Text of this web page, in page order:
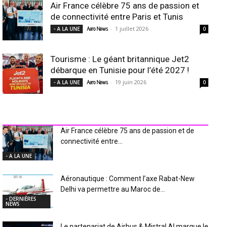
Air France célèbre 75 ans de passion et
de connectivité entre Paris et Tunis
- A LA UNE Aero News - 1 juillet 2026 0
Tourisme : Le géant britannique Jet2
débarque en Tunisie pour l’été 2027 !
- A LA UNE Aero News - 19 juin 2026 0
- A LA UNE
Air France célèbre 75 ans de passion et de
connectivité entre...
- DERNIÈRES
NEWS
Aéronautique : Comment l’axe Rabat-New
Delhi va permettre au Maroc de...